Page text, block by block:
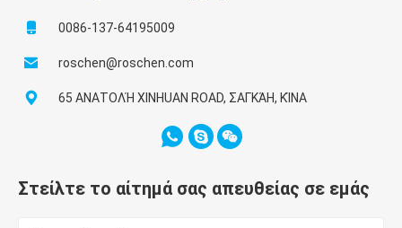
0086-137-64195009
roschen@roschen.com
65 ΑΝΑΤΟΛΉ XINHUAN ROAD, ΣΑΓΚΆΗ, ΚΊΝΑ
Στείλτε το αίτημά σας απευθείας σε εμάς